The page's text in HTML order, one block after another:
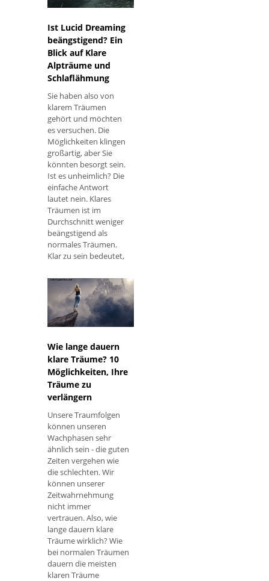
Ist Lucid Dreaming
beängstigend? Ein
Blick auf Klare
Alpträume und
Schlaflähmung
Sie haben also von
klarem Träumen
gehört und möchten
es versuchen. Die
Möglichkeiten klingen
großartig, aber Sie
könnten besorgt sein.
Ist es unheimlich? Die
einfache Antwort
lautet nein. Klares
Träumen ist im
Durchschnitt weniger
beängstigend als
normales Träumen.
Klar zu sein bedeutet,
wir träumen, und dies
ist ein langer Weg, um
zu erklären, warum
diese Träume
normalerweise nicht
einem re
Wie lange dauern
klare Träume? 10
Möglichkeiten, Ihre
Träume zu
verlängern
Unsere Traumfolgen
können unseren
Wachphasen sehr
ähnlich sein - die guten
Zeiten vergehen wie
die schlechten. Wir
können unserer
Zeitwahrnehmung
nicht immer
vertrauen. Also, wie
lange dauern klare
Träume wirklich? Wie
bei normalen Träumen
dauern die meisten
klaren Träume